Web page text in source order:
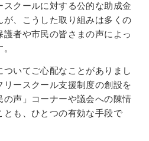
クールに対する公的な助成金
、こうした取り組みは多くの
者や市民の皆さまの声によっ
いてご心配なことがありまし
ースクール支援制度の創設を
声」コーナーや議会への陳情
も、ひとつの有効な手段で